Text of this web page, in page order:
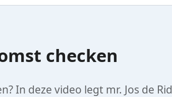
checken
In deze video legt mr. Jos de